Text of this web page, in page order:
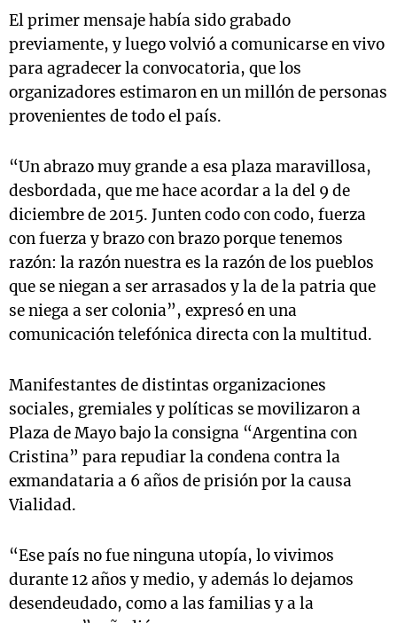
El primer mensaje había sido grabado
previamente, y luego volvió a comunicarse en vivo
para agradecer la convocatoria, que los
organizadores estimaron en un millón de personas
provenientes de todo el país.
“Un abrazo muy grande a esa plaza maravillosa,
desbordada, que me hace acordar a la del 9 de
diciembre de 2015. Junten codo con codo, fuerza
con fuerza y brazo con brazo porque tenemos
razón: la razón nuestra es la razón de los pueblos
que se niegan a ser arrasados y la de la patria que
se niega a ser colonia”, expresó en una
comunicación telefónica directa con la multitud.
Manifestantes de distintas organizaciones
sociales, gremiales y políticas se movilizaron a
Plaza de Mayo bajo la consigna “Argentina con
Cristina” para repudiar la condena contra la
exmandataria a 6 años de prisión por la causa
Vialidad.
“Ese país no fue ninguna utopía, lo vivimos
durante 12 años y medio, y además lo dejamos
desendeudado, como a las familias y a la